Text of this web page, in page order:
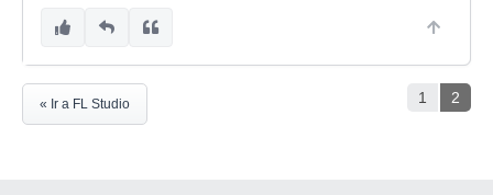
1 2
« Ir a FL Studio